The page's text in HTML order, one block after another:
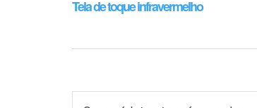
Tela de toque infravermelho